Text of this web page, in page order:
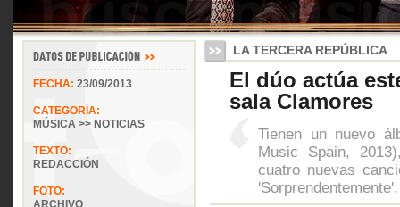
FECHA: 23/09/2013
CATEGORÍA:
MÚSICA >> NOTICIAS
TEXTO:
REDACCIÓN
FOTO:
ARCHIVO
LA TERCERA REPÚBLICA
El dúo actúa
sala Clamores
Tienen un nuevo
Music Spain,
cuatro nuevas
'Sorprendentemente'.